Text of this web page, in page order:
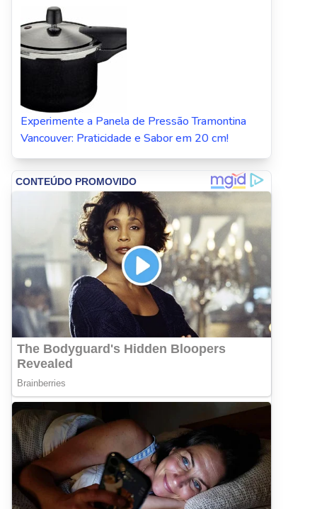
Experimente a Panela de Pressão Tramontina
Vancouver: Praticidade e Sabor em 20 cm!